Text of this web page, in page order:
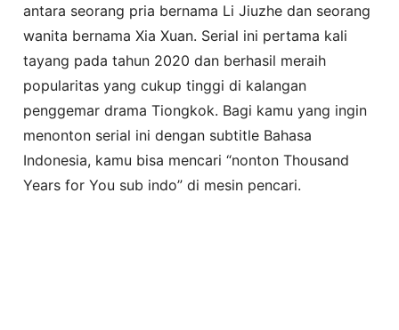
antara seorang pria bernama Li Jiuzhe dan seorang
wanita bernama Xia Xuan. Serial ini pertama kali
tayang pada tahun 2020 dan berhasil meraih
popularitas yang cukup tinggi di kalangan
penggemar drama Tiongkok. Bagi kamu yang ingin
menonton serial ini dengan subtitle Bahasa
Indonesia, kamu bisa mencari “nonton Thousand
Years for You sub indo” di mesin pencari.